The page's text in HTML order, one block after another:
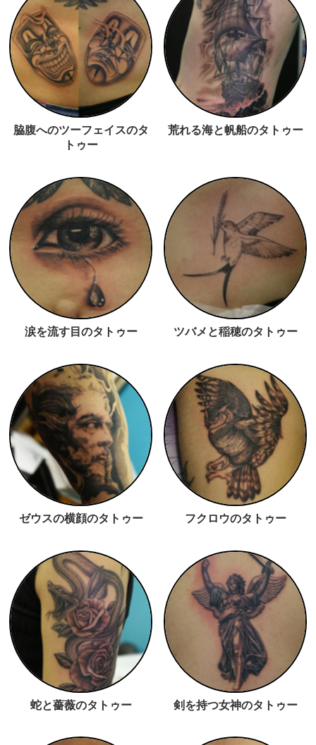
脇腹へのツーフェイスのタ
トゥー
荒れる海と帆船のタトゥー
涙を流す目のタトゥー ツバメと稲穂のタトゥー
ゼウスの横顔のタトゥー フクロウのタトゥー
蛇と薔薇のタトゥー 剣を持つ女神のタトゥー